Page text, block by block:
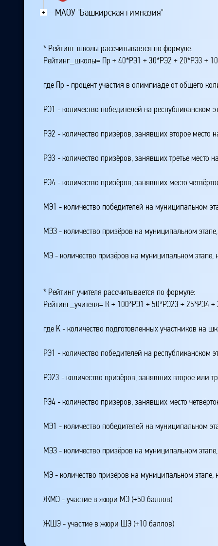
+ МАОУ "Башкирская гимназия"
* Рейтинг школы рассчитывается по формуле:
Рейтинг_школы= Пр + 40*РЭ1 + 30*РЭ2 + 20*РЭ3 +
где Пр - процент участия в олимпиаде от общего
РЭ1 - количество победителей на республиканском
РЭ2 - количество призёров, занявших второе место
РЭ3 - количество призёров, занявших третье место
РЭ4 - количество призёров, занявших место
МЭ1 - количество победителей на муниципальном
МЭЗ - количество призёров на муниципальном
МЭ - количество призёров на муниципальном
* Рейтинг учителя рассчитывается по формуле:
Рейтинг_учителя= К + 100*РЭ1 + 50*РЭ23 +
где K - количество подготовленных участников на
РЭ1 - количество победителей на республиканском
РЭ23 - количество призёров, занявших второе или
РЭ4 - количество призёров, занявших место
МЭ1 - количество победителей на муниципальном
МЭЗ - количество призёров на муниципальном
МЭ - количество призёров на муниципальном
ЖМЭ - участие в жюри МЭ (+50 баллов)
ЖШЭ - участие в жюри ШЭ (+10 баллов)